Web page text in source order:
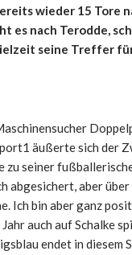
wieder 15 Tore
es nach Terodde,
seine Treffer
äußerte sich der
zu seiner
abgesichert, aber
Ich bin aber ganz
auch auf Schalke
endet in diesem